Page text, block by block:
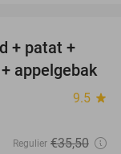
23%
+ patat +
appelgebak
9.5 star
Regulier €35,50